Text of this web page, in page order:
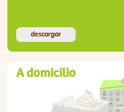
descargar
A domicilio